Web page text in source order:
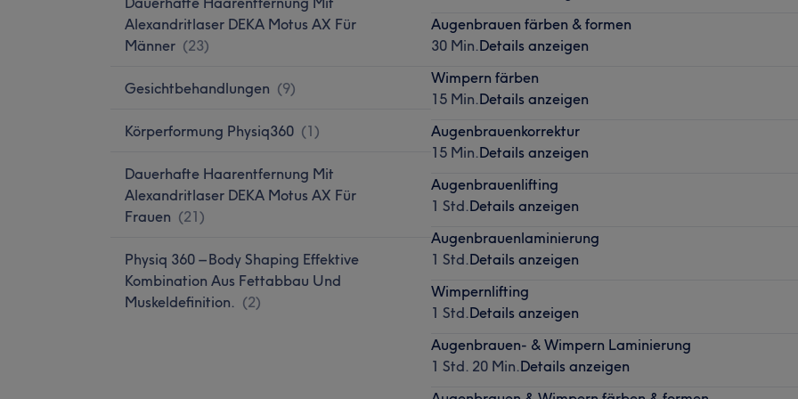
Alexandritlaser DEKA Motus AX Für
Männer (23)
Gesichtbehandlungen (9)
Körperformung Physiq360 (1)
Dauerhafte Haarentfernung Mit
Alexandritlaser DEKA Motus AX Für
Frauen (21)
Physiq 360 – Body Shaping Effektive
Kombination Aus Fettabbau Und
Muskeldefinition. (2)
Augenbrauen färben & formen
30 Min.Details anzeigen
Wimpern färben
15 Min.Details anzeigen
Augenbrauenkorrektur
15 Min.Details anzeigen
Augenbrauenlifting
1 Std.Details anzeigen
Augenbrauenlaminierung
1 Std.Details anzeigen
Wimpernlifting
1 Std.Details anzeigen
Augenbrauen- & Wimpern Laminierung
1 Std. 20 Min.Details anzeigen